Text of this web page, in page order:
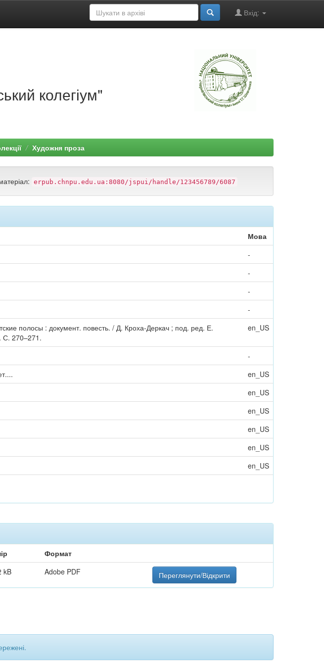
Вхід:
колегіум"
Художня проза
erpub.chnpu.edu.ua:8080/jspui/handle/123456789/6087
Мова
-
-
-
-
полосы : документ. повесть. / Д. Кроха-Деркач ; под. ред. Е.
С. 270–271.
en_US
-
en_US
en_US
en_US
en_US
en_US
en_US
Формат
kB Adobe PDF Переглянути/Відкрити